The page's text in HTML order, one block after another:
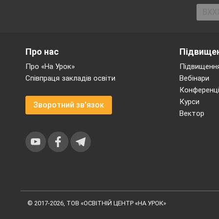
T. Now, please
are true for you.
Підвищення
Вебінари
Курси
Вектор
Про нас
Про «На Урок»
Співпраця закладів освіти
Зворотний зв'язок
© 2017-2026, ТОВ «ОСВІТНІЙ ЦЕНТР «НА УРОК»